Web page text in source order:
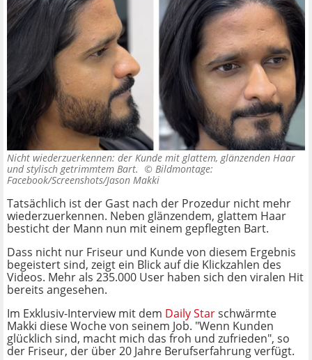
Nicht wiederzuerkennen: der Kunde mit glattem, glänzenden Haar
und stylisch getrimmtem Bart. © Bildmontage:
Facebook/Screenshots/Jason Makki
Tatsächlich ist der Gast nach der Prozedur nicht mehr
wiederzuerkennen. Neben glänzendem, glattem Haar
besticht der Mann nun mit einem gepflegten Bart.
Dass nicht nur Friseur und Kunde von diesem Ergebnis
begeistert sind, zeigt ein Blick auf die Klickzahlen des
Videos. Mehr als 235.000 User haben sich den viralen Hit
bereits angesehen.
Im Exklusiv-Interview mit dem Daily Starschwärmte
Makki diese Woche von seinem Job. "Wenn Kunden
glücklich sind, macht mich das froh und zufrieden", so
der Friseur, der über 20 Jahre Berufserfahrung verfügt.